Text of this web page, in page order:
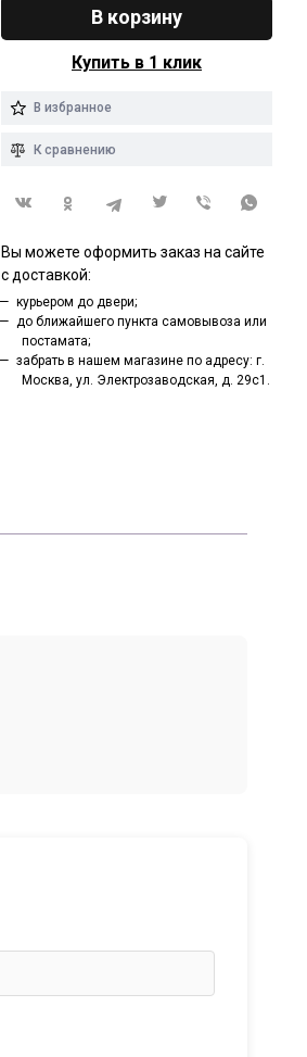
В корзину
Купить в 1 клик
В избранное
К сравнению
Вы можете оформить заказ на сайте
с доставкой:
курьером до двери;
до ближайшего пункта самовывоза или
постамата;
забрать в нашем магазине по адресу: г.
Москва, ул. Электрозаводская, д. 29с1.